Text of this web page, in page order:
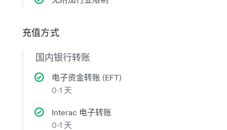
充值方式
国内银行转账
电子资金转账 (EFT)
0-1 天
Interac 电子转账
0-1 天